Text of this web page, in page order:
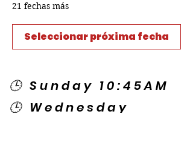
21 fechas más
Seleccionar próxima fecha
🕒 Sunday 10:45AM
🕒 Wednesday